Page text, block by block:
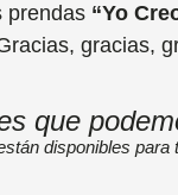
prendas “Yo
gracias,
que
disponibles para